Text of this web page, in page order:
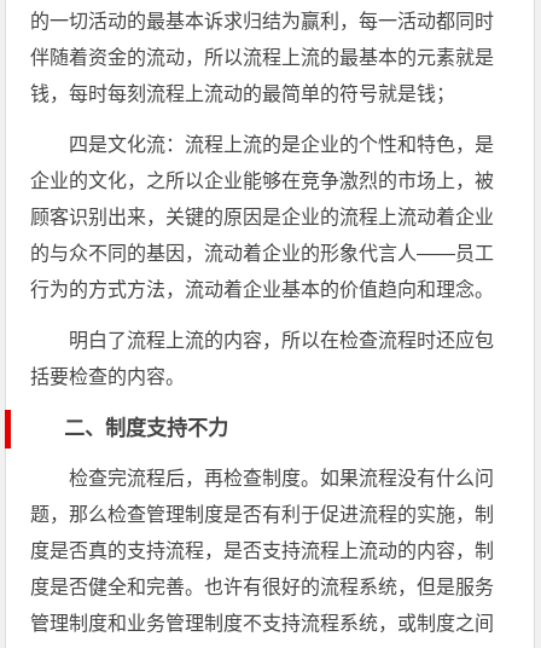
的一切活动的最基本诉求归结为赢利，每一活动都同时
伴随着资金的流动，所以流程上流的最基本的元素就是
钱，每时每刻流程上流动的最简单的符号就是钱；
四是文化流：流程上流的是企业的个性和特色，是
企业的文化，之所以企业能够在竞争激烈的市场上，被
顾客识别出来，关键的原因是企业的流程上流动着企业
的与众不同的基因，流动着企业的形象代言人——员工
行为的方式方法，流动着企业基本的价值趋向和理念。
明白了流程上流的内容，所以在检查流程时还应包
括要检查的内容。
二、制度支持不力
检查完流程后，再检查制度。如果流程没有什么问
题，那么检查管理制度是否有利于促进流程的实施，制
度是否真的支持流程，是否支持流程上流动的内容，制
度是否健全和完善。也许有很好的流程系统，但是服务
管理制度和业务管理制度不支持流程系统，或制度之间